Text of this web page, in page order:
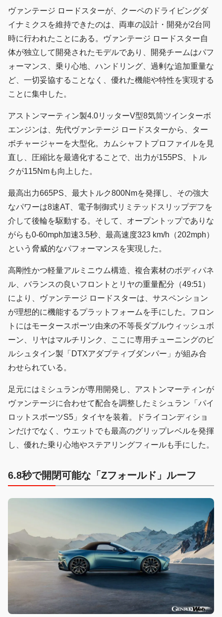
ヴァンテージ ロードスターが、クーペのドライビングダ
イナミクスを維持できたのは、両車の設計・開発が2台同
時に行われたことにある。ヴァンテージ ロードスター自
体が独立して開発されたモデルであり、開発チームはパフ
ォーマンス、乗り心地、ハンドリング、過剰な追加重量な
ど、一切妥協することなく、優れた機能や特性を実現する
ことに集中した。
アストンマーティン製4.0リッターV型8気筒ツインターボ
エンジンは、先代ヴァンテージ ロードスターから、ター
ボチャージャーを大型化。カムシャフトプロファイルを見
直し、圧縮比を最適化することで、出力が155PS、トル
クが115Nmも向上した。
最高出力665PS、最大トルク800Nmを発揮し、その強大
なパワーは8速AT、電子制御式リミテッドスリップデフを
介して後輪を駆動する。そして、オープントップでありな
がらも0-60mph加速3.5秒、最高速度323 km/h（202mph）
という脅威的なパフォーマンスを実現した。
高剛性かつ軽量アルミニウム構造、複合素材のボディパネ
ル、バランスの良いフロントとリヤの重量配分（49:51）
により、ヴァンテージ ロードスターは、サスペンション
が理想的に機能するプラットフォームを手にした。フロン
トにはモータースポーツ由来の不等長ダブルウィッシュボ
ーン、リヤはマルチリンク、ここに専用チューニングのビ
ルシュタイン製「DTXアダプティブダンパー」が組み合
わせられている。
足元にはミシュランが専用開発し、アストンマーティンが
ヴァンテージに合わせて配合を調整したミシュラン「パイ
ロットスポーツS5」タイヤを装着。ドライコンディショ
ンだけでなく、ウエットでも最高のグリップレベルを発揮
し、優れた乗り心地やステアリングフィールも手にした。
6.8秒で開閉可能な「Zフォールド」ルーフ